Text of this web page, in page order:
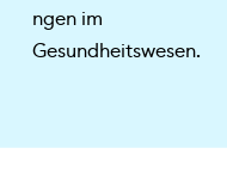
ngen im
Gesundheitswesen.